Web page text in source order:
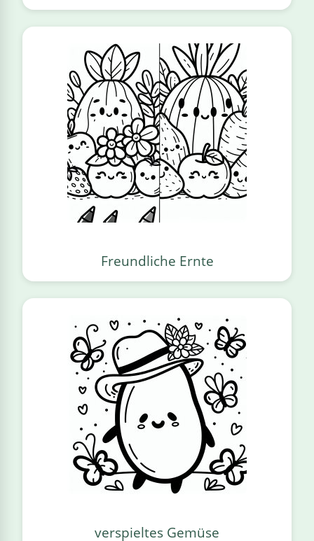
Freundliche Ernte
verspieltes Gemüse